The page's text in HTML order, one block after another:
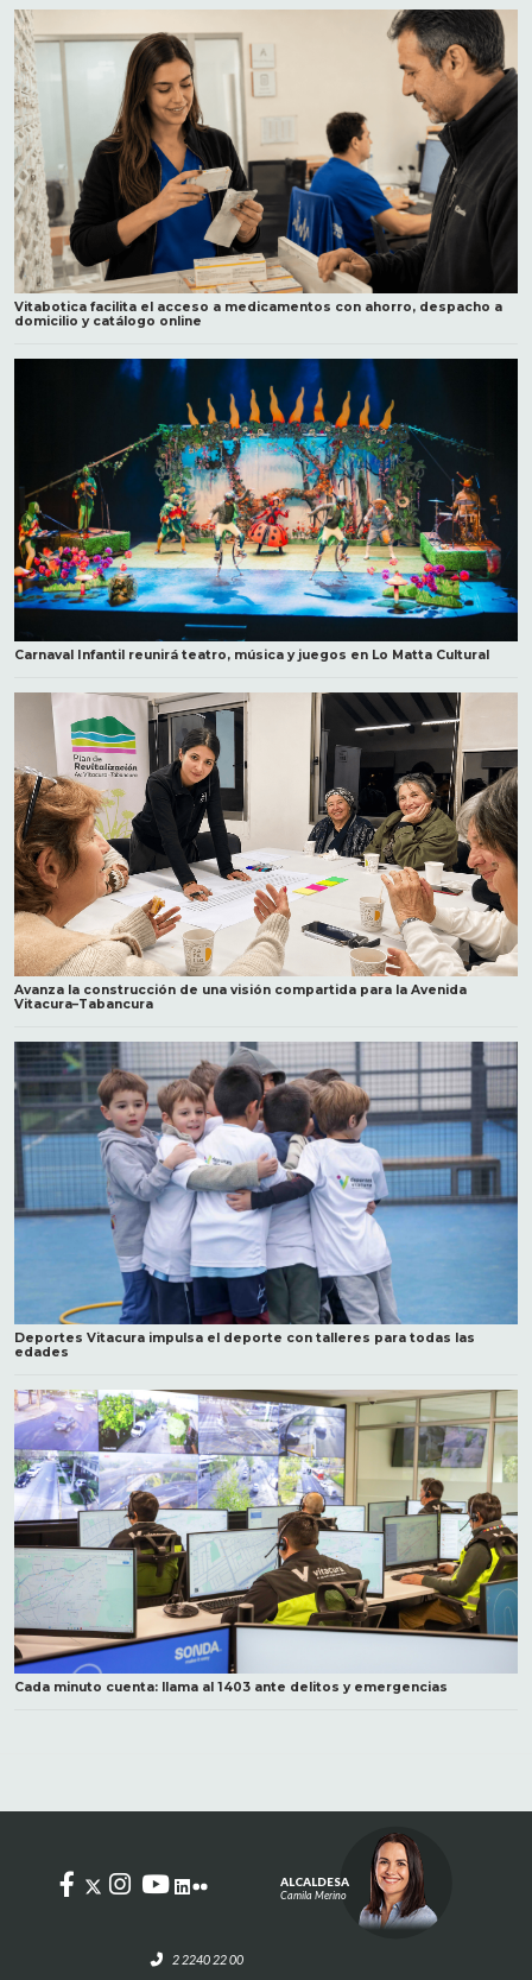
Vitabotica facilita el acceso a medicamentos con ahorro, despacho a
domicilio y catálogo online
Carnaval Infantil reunirá teatro, música y juegos en Lo Matta Cultural
Avanza la construcción de una visión compartida para la Avenida
Vitacura–Tabancura
Deportes Vitacura impulsa el deporte con talleres para todas las
edades
Cada minuto cuenta: llama al 1403 ante delitos y emergencias
2 2240 22 00
ALCALDESA
Camila Merino